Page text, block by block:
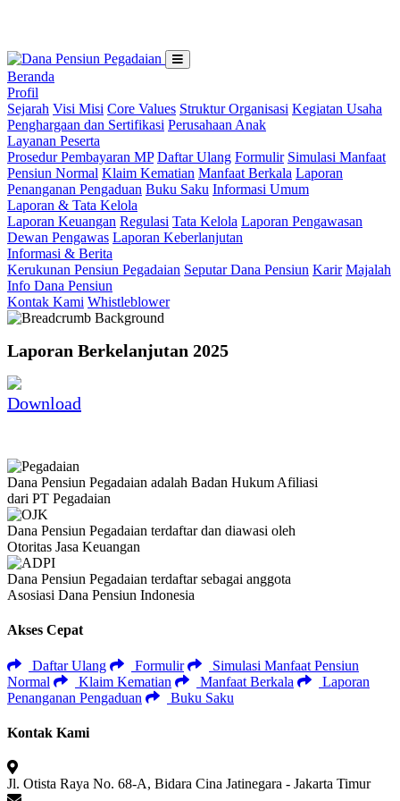
Beranda
Profil
Sejarah Visi Misi Core Values Struktur Organisasi Kegiatan Usaha
Penghargaan dan Sertifikasi Perusahaan Anak
Layanan Peserta
Prosedur Pembayaran MP Daftar Ulang Formulir Simulasi Manfaat
Pensiun Normal Klaim Kematian Manfaat Berkala Laporan
Penanganan Pengaduan Buku Saku Informasi Umum
Laporan & Tata Kelola
Laporan Keuangan Regulasi Tata Kelola Laporan Pengawasan
Dewan Pengawas Laporan Keberlanjutan
Informasi & Berita
Kerukunan Pensiun Pegadaian Seputar Dana Pensiun Karir Majalah
Info Dana Pensiun
Kontak Kami Whistleblower
Laporan Berkelanjutan 2025
Download
Dana Pensiun Pegadaian adalah Badan Hukum Afiliasi
dari PT Pegadaian
Dana Pensiun Pegadaian terdaftar dan diawasi oleh
Otoritas Jasa Keuangan
Dana Pensiun Pegadaian terdaftar sebagai anggota
Asosiasi Dana Pensiun Indonesia
Akses Cepat
Daftar Ulang Formulir
Simulasi Manfaat Pensiun
Normal
Klaim Kematian Manfaat Berkala
Laporan
Penanganan Pengaduan
Buku Saku
Kontak Kami
Jl. Otista Raya No. 68-A, Bidara Cina Jatinegara - Jakarta Timur